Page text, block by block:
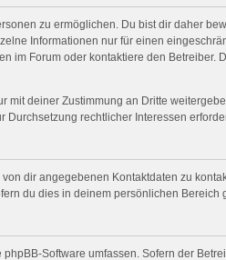
zu ermöglichen. Du bist dir daher
Informationen nur für einen
im Forum oder kontaktiere den
deiner Zustimmung an Dritte
Durchsetzung rechtlicher Interessen
dir angegebenen Kontaktdaten zu
du dies in deinem persönlichen Bereich
Software umfassen. Sofern der